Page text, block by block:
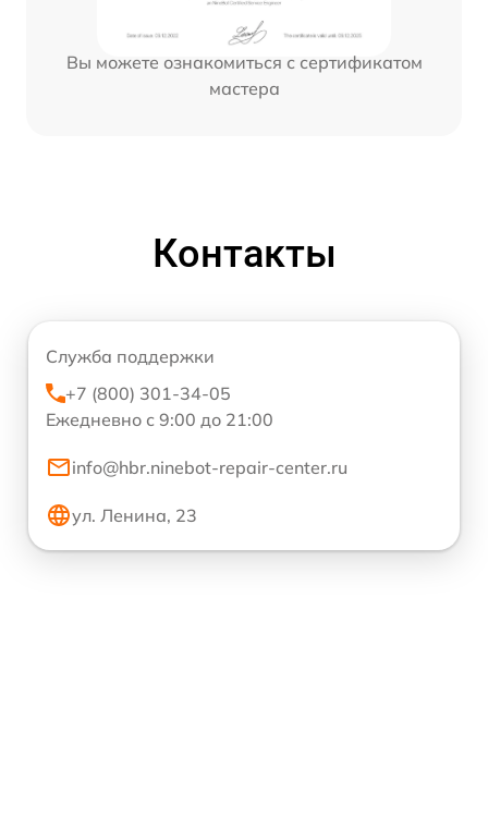
Вы можете ознакомиться с сертификатом
мастера
Контакты
Служба поддержки
+7 (800) 301-34-05
Ежедневно с 9:00 до 21:00
info@hbr.ninebot-repair-center.ru
ул. Ленина, 23